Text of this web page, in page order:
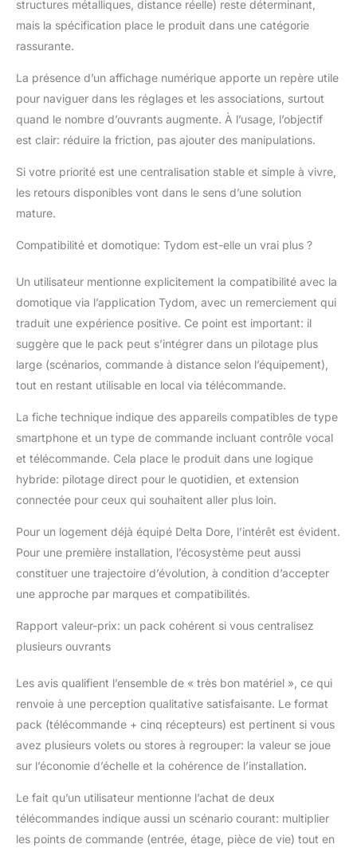
structures métalliques, distance réelle) reste déterminant,
mais la spécification place le produit dans une catégorie
rassurante.
La présence d’un affichage numérique apporte un repère utile
pour naviguer dans les réglages et les associations, surtout
quand le nombre d’ouvrants augmente. À l’usage, l’objectif
est clair: réduire la friction, pas ajouter des manipulations.
Si votre priorité est une centralisation stable et simple à vivre,
les retours disponibles vont dans le sens d’une solution
mature.
Compatibilité et domotique: Tydom est-elle un vrai plus ?
Un utilisateur mentionne explicitement la compatibilité avec la
domotique via l’application Tydom, avec un remerciement qui
traduit une expérience positive. Ce point est important: il
suggère que le pack peut s’intégrer dans un pilotage plus
large (scénarios, commande à distance selon l’équipement),
tout en restant utilisable en local via télécommande.
La fiche technique indique des appareils compatibles de type
smartphone et un type de commande incluant contrôle vocal
et télécommande. Cela place le produit dans une logique
hybride: pilotage direct pour le quotidien, et extension
connectée pour ceux qui souhaitent aller plus loin.
Pour un logement déjà équipé Delta Dore, l’intérêt est évident.
Pour une première installation, l’écosystème peut aussi
constituer une trajectoire d’évolution, à condition d’accepter
une approche par marques et compatibilités.
Rapport valeur-prix: un pack cohérent si vous centralisez
plusieurs ouvrants
Les avis qualifient l’ensemble de « très bon matériel », ce qui
renvoie à une perception qualitative satisfaisante. Le format
pack (télécommande + cinq récepteurs) est pertinent si vous
avez plusieurs volets ou stores à regrouper: la valeur se joue
sur l’économie d’échelle et la cohérence de l’installation.
Le fait qu’un utilisateur mentionne l’achat de deux
télécommandes indique aussi un scénario courant: multiplier
les points de commande (entrée, étage, pièce de vie) tout en